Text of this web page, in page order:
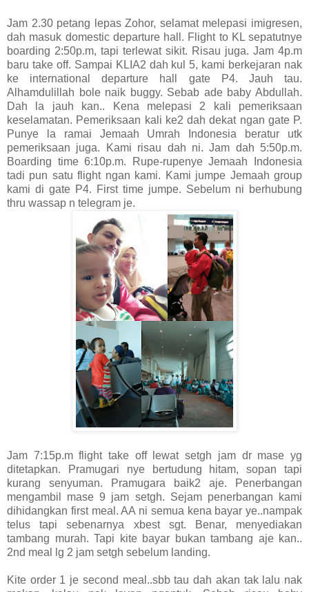
Jam 2.30 petang lepas Zohor, selamat melepasi imigresen,
dah masuk domestic departure hall. Flight to KL sepatutnye
boarding 2:50p.m, tapi terlewat sikit. Risau juga. Jam 4p.m
baru take off. Sampai KLIA2 dah kul 5, kami berkejaran nak
ke international departure hall gate P4. Jauh tau.
Alhamdulillah bole naik buggy. Sebab ade baby Abdullah.
Dah la jauh kan.. Kena melepasi 2 kali pemeriksaan
keselamatan. Pemeriksaan kali ke2 dah dekat ngan gate P.
Punye la ramai Jemaah Umrah Indonesia beratur utk
pemeriksaan juga. Kami risau dah ni. Jam dah 5:50p.m.
Boarding time 6:10p.m. Rupe-rupenye Jemaah Indonesia
tadi pun satu flight ngan kami. Kami jumpe Jemaah group
kami di gate P4. First time jumpe. Sebelum ni berhubung
thru wassap n telegram je.
Jam 7:15p.m flight take off lewat setgh jam dr mase yg
ditetapkan. Pramugari nye bertudung hitam, sopan tapi
kurang senyuman. Pramugara baik2 aje. Penerbangan
mengambil mase 9 jam setgh. Sejam penerbangan kami
dihidangkan first meal. AA ni semua kena bayar ye..nampak
telus tapi sebenarnya xbest sgt. Benar, menyediakan
tambang murah. Tapi kite bayar bukan tambang aje kan..
2nd meal lg 2 jam setgh sebelum landing.
Kite order 1 je second meal..sbb tau dah akan tak lalu nak